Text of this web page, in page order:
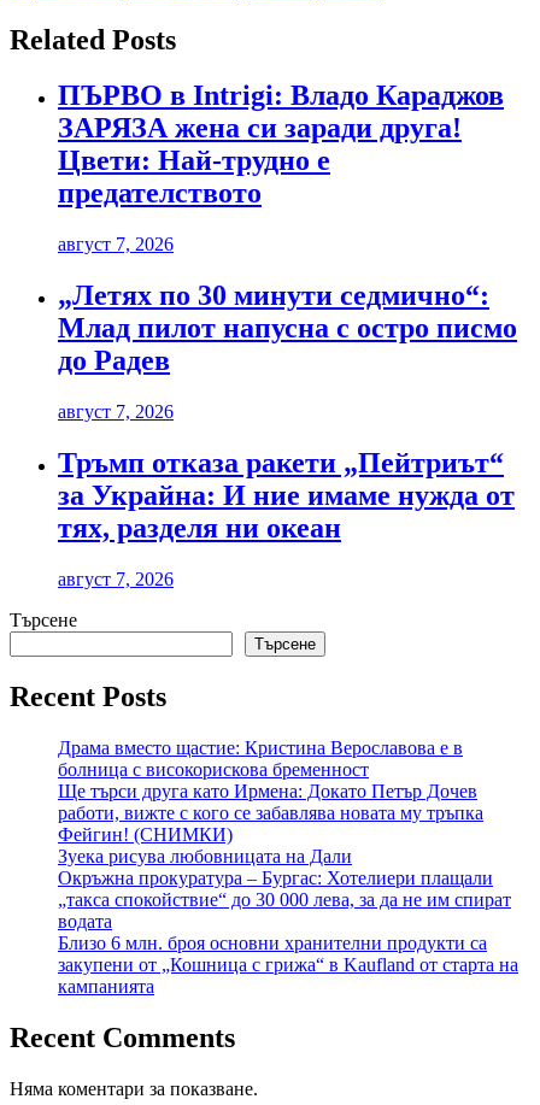
Related Posts
ПЪРВО в Intrigi: Владо Караджов
ЗАРЯЗА жена си заради друга!
Цвети: Най-трудно е
предателството
август 7, 2026
„Летях по 30 минути седмично“:
Млад пилот напусна с остро писмо
до Радев
август 7, 2026
Тръмп отказа ракети „Пейтриът“
за Украйна: И ние имаме нужда от
тях, разделя ни океан
август 7, 2026
Търсене
Търсене
Recent Posts
Драма вместо щастие: Кристина Верославова е в
болница с високорискова бременност
Ще търси друга като Ирмена: Докато Петър Дочев
работи, вижте с кого се забавлява новата му тръпка
Фейгин! (СНИМКИ)
Зуека рисува любовницата на Дали
Окръжна прокуратура – Бургас: Хотелиери плащали
„такса спокойствие“ до 30 000 лева, за да не им спират
водата
Близо 6 млн. броя основни хранителни продукти са
закупени от „Кошница с грижа“ в Kaufland от старта на
кампанията
Recent Comments
Няма коментари за показване.